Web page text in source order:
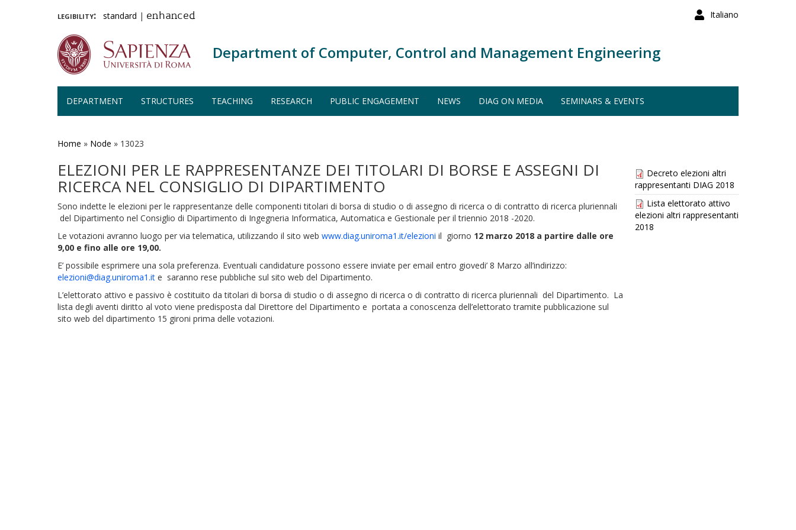
Italiano
legibility: standard | enhanced
Department of Computer, Control and Management Engineering
DEPARTMENT STRUCTURES TEACHING RESEARCH PUBLIC ENGAGEMENT NEWS DIAG ON MEDIA SEMINARS & EVENTS
Home » Node » 13023
ELEZIONI PER LE RAPPRESENTANZE DEI TITOLARI DI BORSE E ASSEGNI DI
RICERCA NEL CONSIGLIO DI DIPARTIMENTO
Sono indette le elezioni per le rappresentanze delle componenti titolari di borsa di studio o di assegno di ricerca o di contratto di ricerca pluriennali
del Dipartimento nel Consiglio di Dipartimento di Ingegneria Informatica, Automatica e Gestionale per il triennio 2018 -2020.
Le votazioni avranno luogo per via telematica, utilizzando il sito web www.diag.uniroma1.it/elezioni il giorno 12 marzo 2018 a partire dalle ore
9,00 e fino alle ore 19,00.
E’ possibile esprimere una sola preferenza. Eventuali candidature possono essere inviate per email entro giovedi’ 8 Marzo all’indirizzo:
elezioni@diag.uniroma1.it e saranno rese pubbliche sul sito web del Dipartimento.
L’elettorato attivo e passivo è costituito da titolari di borsa di studio o di assegno di ricerca o di contratto di ricerca pluriennali del Dipartimento. La
lista degli aventi diritto al voto viene predisposta dal Direttore del Dipartimento e portata a conoscenza dell’elettorato tramite pubblicazione sul
sito web del dipartimento 15 gironi prima delle votazioni.
Decreto elezioni altri
rappresentanti DIAG 2018
Lista elettorato attivo
elezioni altri rappresentanti
2018